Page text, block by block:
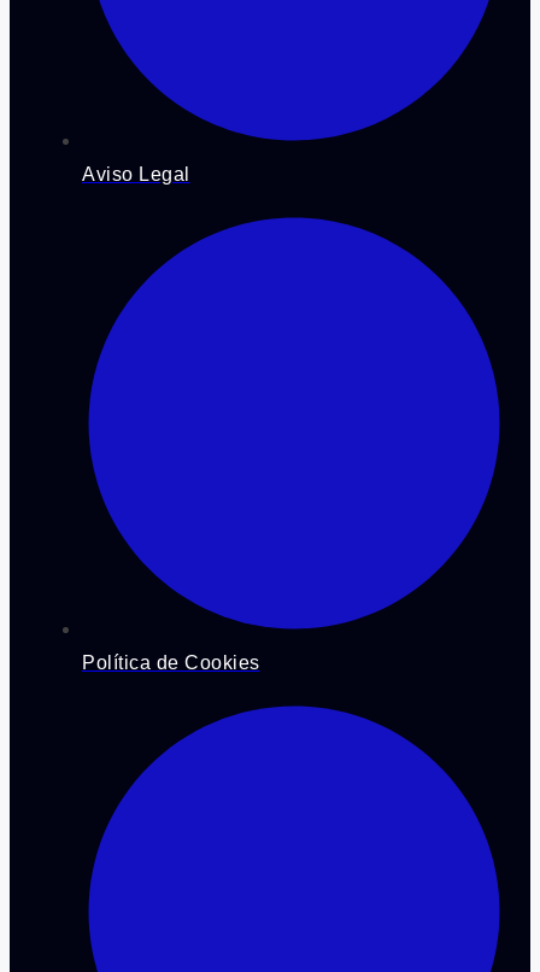
Aviso Legal
Política de Cookies